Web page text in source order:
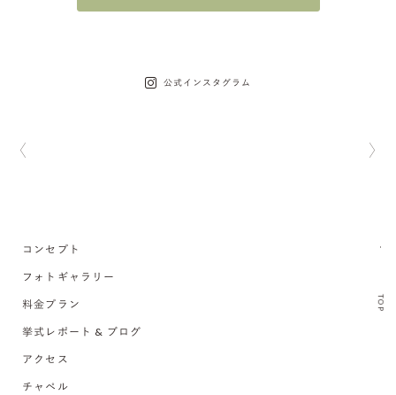
公式インスタグラム
TOP
コンセプト
フォトギャラリー
料金プラン
挙式レポート & ブログ
アクセス
チャペル